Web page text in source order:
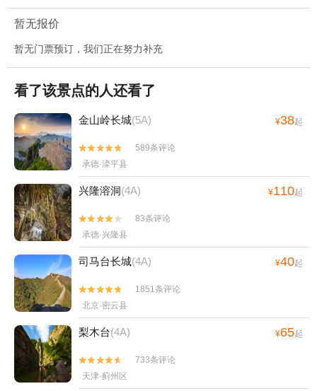
暂无报价
暂无门票预订，我们正在努力补充
看了该景点的人还看了
金山岭长城(5A) ¥38起


589条评论
承德·滦平县
兴隆溶洞(4A) ¥110起


83条评论
承德·兴隆县
司马台长城(4A) ¥40起


1851条评论
北京·密云县
梨木台(4A) ¥65起


733条评论
天津·蓟州区